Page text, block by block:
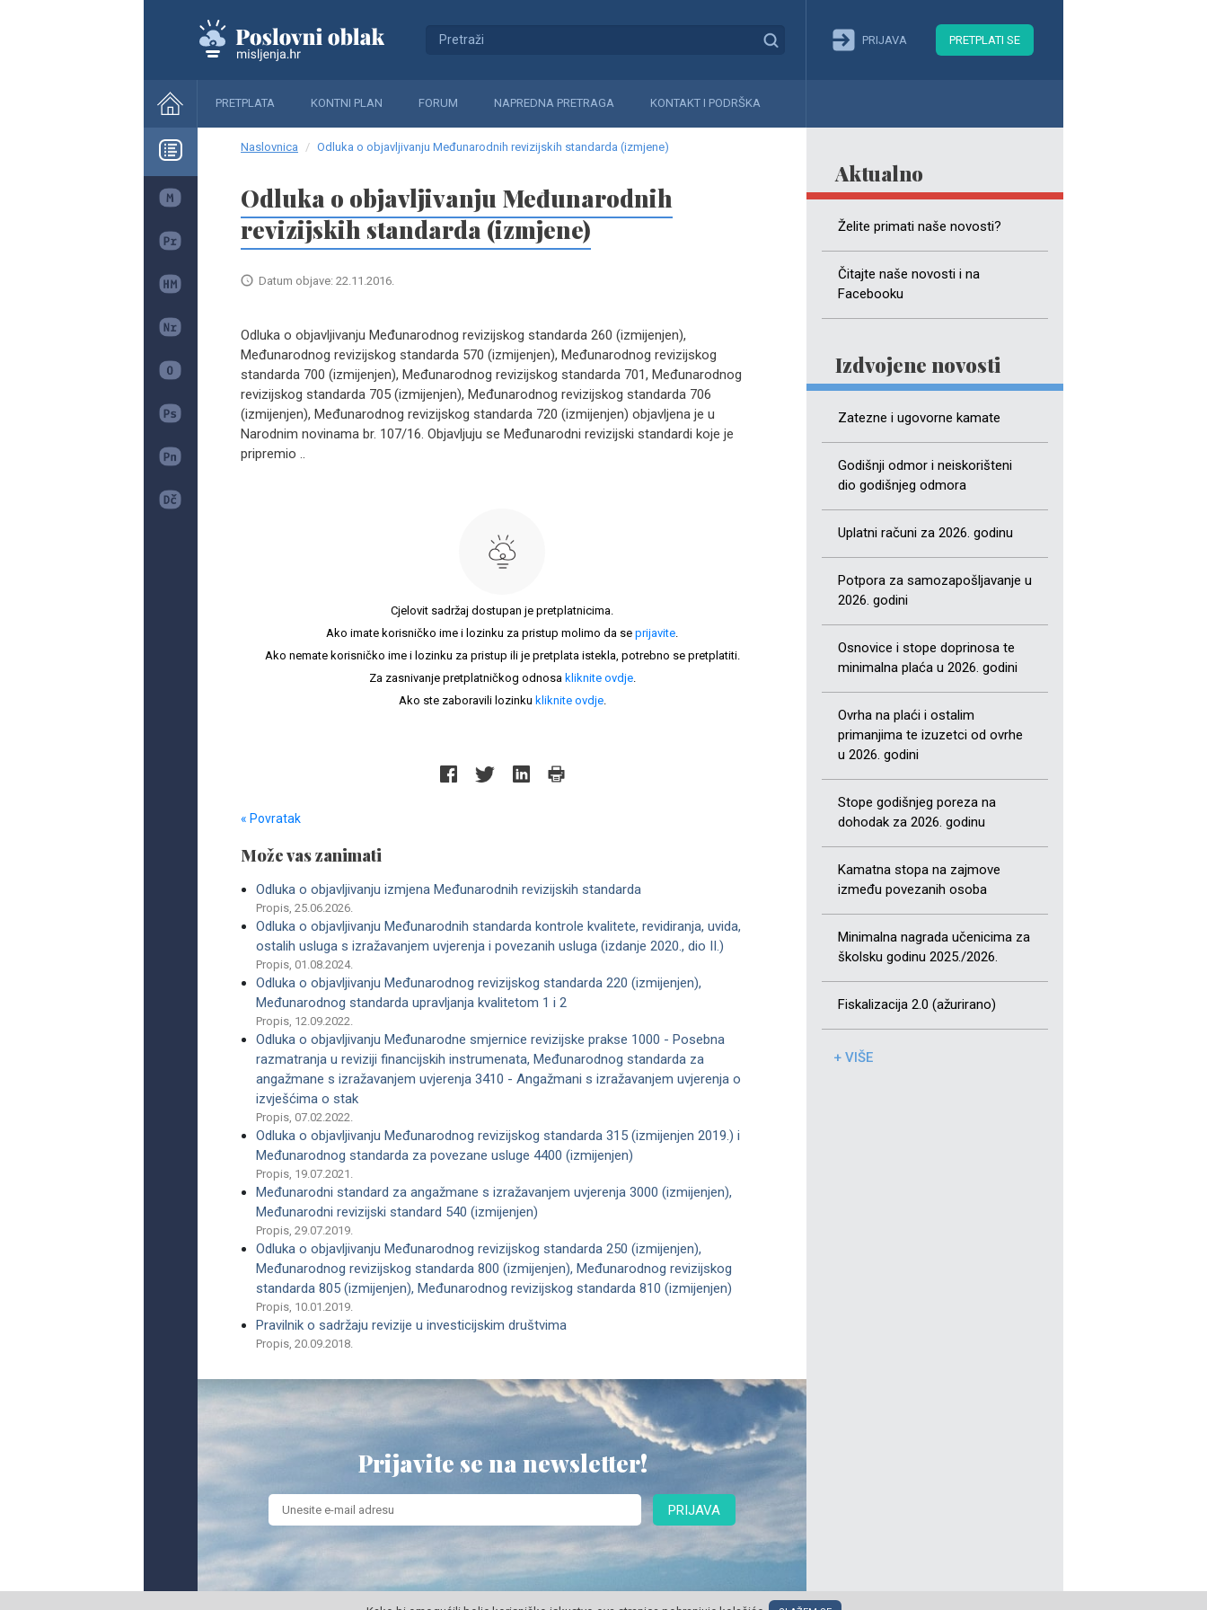
PRIJAVA PRETPLATI SE
PRETPLATA KONTNI PLAN FORUM NAPREDNA PRETRAGA KONTAKT I PODRŠKA
Aktualno
Želite primati naše novosti?
Čitajte naše novosti i na
Facebooku
Izdvojene novosti
Zatezne i ugovorne kamate
Godišnji odmor i neiskorišteni
dio godišnjeg odmora
Uplatni računi za 2026. godinu
Potpora za samozapošljavanje u
2026. godini
Osnovice i stope doprinosa te
minimalna plaća u 2026. godini
Ovrha na plaći i ostalim
primanjima te izuzetci od ovrhe
u 2026. godini
Stope godišnjeg poreza na
dohodak za 2026. godinu
Kamatna stopa na zajmove
između povezanih osoba
Minimalna nagrada učenicima za
školsku godinu 2025./2026.
Fiskalizacija 2.0 (ažurirano)
+ VIŠE
Naslovnica Odluka o objavljivanju Međunarodnih revizijskih standarda (izmjene)
Odluka o objavljivanju Međunarodnih
revizijskih standarda (izmjene)
Datum objave: 22.11.2016.
Odluka o objavljivanju Međunarodnog revizijskog standarda 260 (izmijenjen),
Međunarodnog revizijskog standarda 570 (izmijenjen), Međunarodnog revizijskog
standarda 700 (izmijenjen), Međunarodnog revizijskog standarda 701, Međunarodnog
revizijskog standarda 705 (izmijenjen), Međunarodnog revizijskog standarda 706
(izmijenjen), Međunarodnog revizijskog standarda 720 (izmijenjen) objavljena je u
Narodnim novinama br. 107/16. Objavljuju se Međunarodni revizijski standardi koje je
pripremio ..
Cjelovit sadržaj dostupan je pretplatnicima.
Ako imate korisničko ime i lozinku za pristup molimo da se prijavite.
Ako nemate korisničko ime i lozinku za pristup ili je pretplata istekla, potrebno se pretplatiti.
Za zasnivanje pretplatničkog odnosa kliknite ovdje.
Ako ste zaboravili lozinku kliknite ovdje.
« Povratak
Može vas zanimati
Odluka o objavljivanju izmjena Međunarodnih revizijskih standarda
Propis, 25.06.2026.
Odluka o objavljivanju Međunarodnih standarda kontrole kvalitete, revidiranja, uvida,
ostalih usluga s izražavanjem uvjerenja i povezanih usluga (izdanje 2020., dio II.)
Propis, 01.08.2024.
Odluka o objavljivanju Međunarodnog revizijskog standarda 220 (izmijenjen),
Međunarodnog standarda upravljanja kvalitetom 1 i 2
Propis, 12.09.2022.
Odluka o objavljivanju Međunarodne smjernice revizijske prakse 1000 - Posebna
razmatranja u reviziji financijskih instrumenata, Međunarodnog standarda za
angažmane s izražavanjem uvjerenja 3410 - Angažmani s izražavanjem uvjerenja o
izvješćima o stak
Propis, 07.02.2022.
Odluka o objavljivanju Međunarodnog revizijskog standarda 315 (izmijenjen 2019.) i
Međunarodnog standarda za povezane usluge 4400 (izmijenjen)
Propis, 19.07.2021.
Međunarodni standard za angažmane s izražavanjem uvjerenja 3000 (izmijenjen),
Međunarodni revizijski standard 540 (izmijenjen)
Propis, 29.07.2019.
Odluka o objavljivanju Međunarodnog revizijskog standarda 250 (izmijenjen),
Međunarodnog revizijskog standarda 800 (izmijenjen), Međunarodnog revizijskog
standarda 805 (izmijenjen), Međunarodnog revizijskog standarda 810 (izmijenjen)
Propis, 10.01.2019.
Pravilnik o sadržaju revizije u investicijskim društvima
Propis, 20.09.2018.
Prijavite se na newsletter!
PRIJAVA